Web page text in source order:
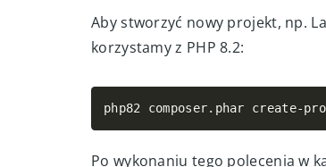
chmod +x composer.phar
Krok 3: Utwórz
Aby stworzyć nowy projekt, np.